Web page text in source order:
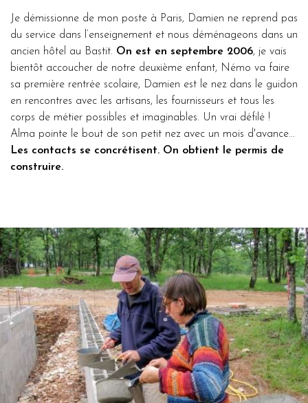
Je démissionne de mon poste à Paris, Damien ne reprend pas
du service dans l’enseignement et nous déménageons dans un
ancien hôtel au Bastit. On est en septembre 2006, je vais
bientôt accoucher de notre deuxième enfant, Némo va faire
sa première rentrée scolaire, Damien est le nez dans le guidon
en rencontres avec les artisans, les fournisseurs et tous les
corps de métier possibles et imaginables. Un vrai défilé !
Alma pointe le bout de son petit nez avec un mois d'avance...
Les contacts se concrétisent. On obtient le permis de
construire.